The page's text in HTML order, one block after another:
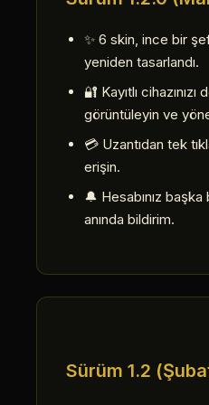
✨ 6 skin, ince bir
yeniden tasarlandı.
🔐 Kayıtlı
görüntüleyin ve
💳 Uzantıdan tek
erişin.
🔔 Hesabınız başka
anında bildirim.
Sürüm 1.2